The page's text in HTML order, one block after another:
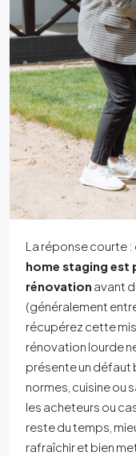
La réponse courte :
home staging est
rénovation avant
(généralement
récupérez cette
rénovation lourde
présente un défaut
normes, cuisine ou
les acheteurs ou
reste du temps,
rafraîchir et bien